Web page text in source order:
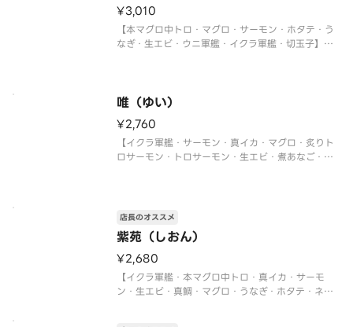
¥3,010
【本マグロ中トロ・マグロ・サーモン・ホタテ・う
なぎ・生エビ・ウニ軍艦・イクラ軍艦・切玉子】
唯（ゆい）
¥2,760
【イクラ軍艦・サーモン・真イカ・マグロ・炙りト
ロサーモン・トロサーモン・生エビ・煮あなご・炙
紫苑（しおん）
店長のオススメ
¥2,680
【イクラ軍艦・本マグロ中トロ・真イカ・サーモ
ン・生エビ・真鯛・マグロ・うなぎ・ホタテ・ネギ